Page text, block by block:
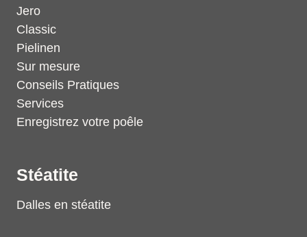
Jero
Classic
Pielinen
Sur mesure
Conseils Pratiques
Services
Enregistrez votre poêle
Stéatite
Dalles en stéatite